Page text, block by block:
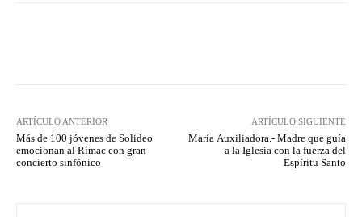
ARTÍCULO ANTERIOR
Más de 100 jóvenes de Solideo
emocionan al Rímac con gran
concierto sinfónico
ARTÍCULO SIGUIENTE
María Auxiliadora.- Madre que guía
a la Iglesia con la fuerza del
Espíritu Santo